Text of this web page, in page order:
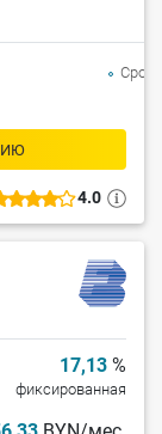
4.0
Срок
17,13 %
фиксированная